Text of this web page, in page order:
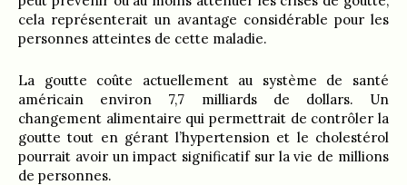
cela représenterait un avantage considérable pour les
personnes atteintes de cette maladie.
La goutte coûte actuellement au système de santé
américain environ 7,7 milliards de dollars. Un
changement alimentaire qui permettrait de contrôler la
goutte tout en gérant l’hypertension et le cholestérol
pourrait avoir un impact significatif sur la vie de millions
de personnes.